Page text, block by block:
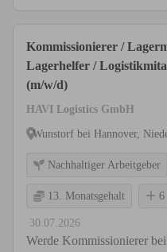
Kommissionierer /
Lagerhelfer /
(m/w/d)
HAVI Logistics GmbH
Wunstorf bei Hannover,
Nachhaltiger Arbeitgeber
13. Monatsgehalt 6
30.07.2026
Werde Kommissionierer